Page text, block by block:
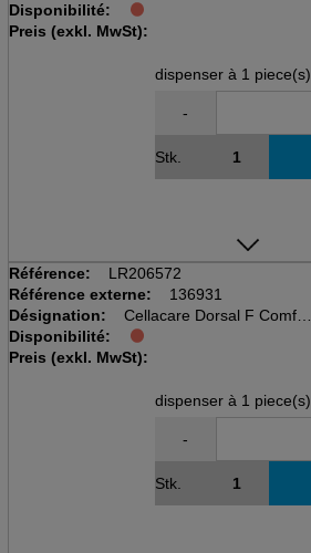
disp à 1 pcs, taille 1
Rückenorthese für Frauen
Disponibilité:
Preis (exkl. MwSt):
dispenser à 1 piece(s)
-
Stk.
Référence:
LR206572
Référence externe:
136931
Désignation:
Cellacare Dorsal F Comfort
disp à 1 pcs, taille 2
Rückenorthese für Frauen
Disponibilité:
Preis (exkl. MwSt):
dispenser à 1 piece(s)
-
Stk.